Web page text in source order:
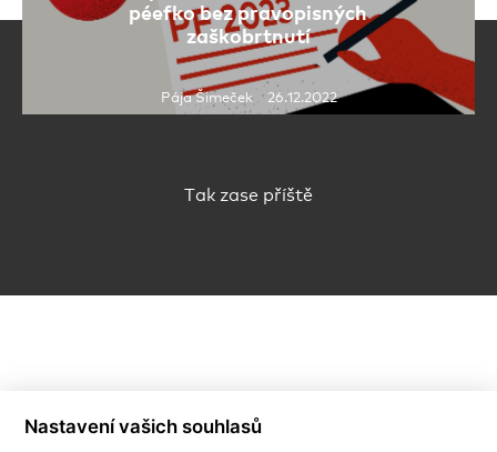
péefko bez pravopisných
zaškobrtnutí
Pája Šimeček 26.12.2022
Tak zase příště
Nastavení vašich souhlasů